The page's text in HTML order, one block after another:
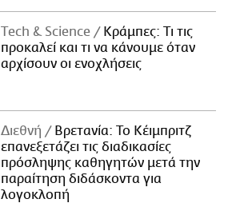
Τech & Science
Κράμπες: Τι τις
προκαλεί και τι να κάνουμε όταν
αρχίσουν οι ενοχλήσεις
Διεθνή
Βρετανία: Το Κέιμπριτζ
επανεξετάζει τις διαδικασίες
πρόσληψης καθηγητών μετά την
παραίτηση διδάσκοντα για
λογοκλοπή